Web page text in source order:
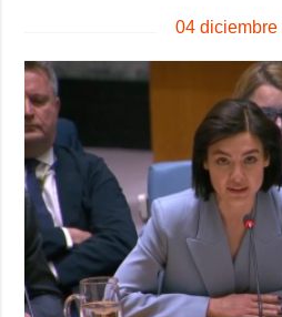
04 diciembre